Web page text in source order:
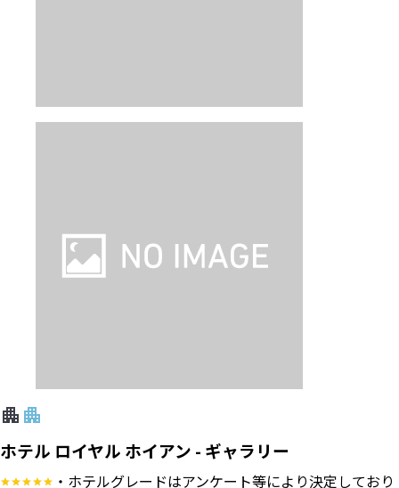
ホテル ロイヤル ホイアン - ギャラリー
・ホテルグレードはアンケート等により決定しており